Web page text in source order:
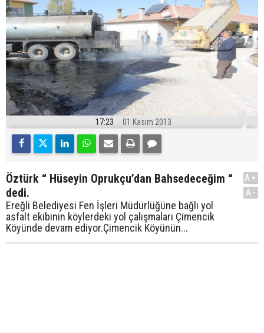
17:23 01 Kasım 2013
Öztürk “ Hüseyin Oprukçu’dan Bahsedeceğim “
dedi.
Ereğli Belediyesi Fen İşleri Müdürlüğüne bağlı yol
asfalt ekibinin köylerdeki yol çalışmaları Çimencik
Köyünde devam ediyor.Çimencik Köyünün...
A+
A-